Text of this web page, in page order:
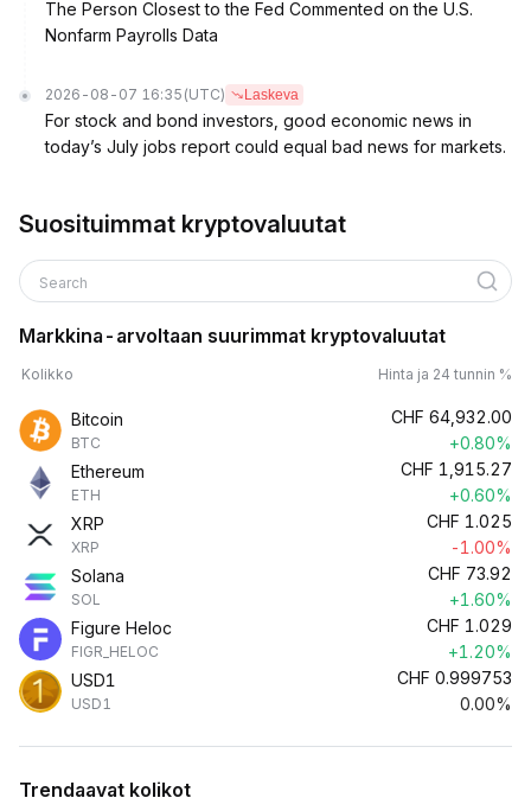
The Person Closest to the Fed Commented on the U.S.
Nonfarm Payrolls Data
2026-08-07 16:35 (UTC) Laskeva
For stock and bond investors, good economic news in
today’s July jobs report could equal bad news for markets.
Suosituimmat kryptovaluutat
Search
Markkina-arvoltaan suurimmat kryptovaluutat
Kolikko Hinta ja 24 tunnin %
Bitcoin
BTC
CHF 64,932.00
+0.80%
Ethereum
ETH
CHF 1,915.27
+0.60%
XRP
XRP
CHF 1.025
-1.00%
Solana
SOL
CHF 73.92
+1.60%
Figure Heloc
FIGR_HELOC
CHF 1.029
+1.20%
USD1
USD1
CHF 0.999753
0.00%
Trendaavat kolikot